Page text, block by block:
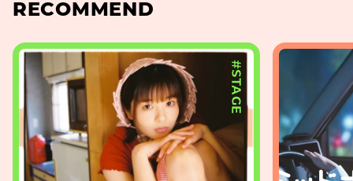
RECOMMEND
#STAGE